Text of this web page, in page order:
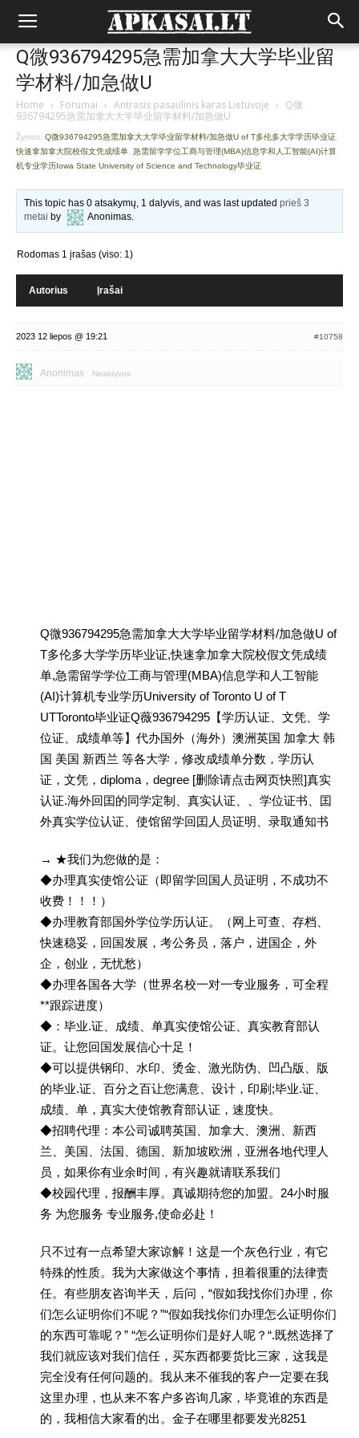
Q微936794295急需加拿大大学毕业留
学材料/加急做U
Home › Forumai › Antrasis pasaulinis karas Lietuvoje › Q微
936794295急需加拿大大学毕业留学材料/加急做U
Žymos: Q微936794295急需加拿大大学毕业留学材料/加急做U of T多伦多大学学历毕业证
快速拿加拿大院校假文凭成绩单 急需留学学位工商与管理(MBA)信息学和人工智能(AI)计算
机专业学历Iowa State University of Science and Technology毕业证
This topic has 0 atsakymų, 1 dalyvis, and was last updatedprieš 3
metai by Anonimas.
Rodomas 1 įrašas (viso: 1)
Autorius Įrašai
2023 12 liepos @ 19:21 #10758
Anonimas Neaktyvus
Q微936794295急需加拿大大学毕业留学材料/加急做U of
T多伦多大学学历毕业证,快速拿加拿大院校假文凭成绩
单,急需留学学位工商与管理(MBA)信息学和人工智能
(AI)计算机专业学历University of Toronto U of T
UTToronto毕业证Q薇936794295【学历认证、文凭、学
位证、成绩单等】代办国外（海外）澳洲英国 加拿大 韩
国 美国 新西兰 等各大学，修改成绩单分数，学历认
证，文凭，diploma，degree [删除请点击网页快照]真实
认证.海外回囯的同学定制、真实认证、、学位证书、囯
外真实学位认证、使馆留学回囯人员证明、录取通知书
→ ★我们为您做的是：
◆办理真实使馆公证（即留学回国人员证明，不成功不
收费！！！）
◆办理教育部国外学位学历认证。（网上可查、存档、
快速稳妥，回国发展，考公务员，落户，进国企，外
企，创业，无忧愁）
◆办理各国各大学（世界名校一对一专业服务，可全程
**跟踪进度）
◆：毕业.证、成绩、单真实使馆公证、真实教育部认
证。让您回国发展信心十足！
◆可以提供钢印、水印、烫金、激光防伪、凹凸版、版
的毕业.证、百分之百让您满意、设计，印刷;毕业.证、
成绩、单，真实大使馆教育部认证，速度快。
◆招聘代理：本公司诚聘英国、加拿大、澳洲、新西
兰、美国、法国、德国、新加坡欧洲，亚洲各地代理人
员，如果你有业余时间，有兴趣就请联系我们
◆校园代理，报酬丰厚。真诚期待您的加盟。24小时服
务 为您服务 专业服务,使命必赴！
只不过有一点希望大家谅解！这是一个灰色行业，有它
特殊的性质。我为大家做这个事情，担着很重的法律责
任。有些朋友咨询半天，后问，“假如我找你们办理，你
们怎么证明你们不呢？”“假如我找你们办理怎么证明你们
的东西可靠呢？” “怎么证明你们是好人呢？“.既然选择了
我们就应该对我们信任，买东西都要货比三家，这我是
完全没有任何问题的。我从来不催我的客户一定要在我
这里办理，也从来不客户多咨询几家，毕竟谁的东西是
的，我相信大家看的出。金子在哪里都要发光8251